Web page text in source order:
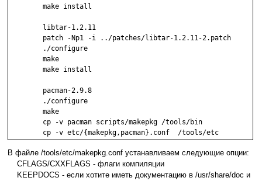
В файле /tools/etc/makepkg.conf устанавливаем следующие опции:
CFLAGS/CXXFLAGS - флаги компиляции
KEEPDOCS - если хотите иметь документацию в /usr/share/doc и